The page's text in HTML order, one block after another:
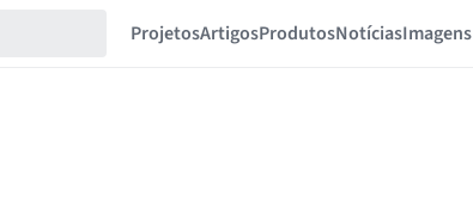
ProjetosArtigosProdutosNotíciasImagens